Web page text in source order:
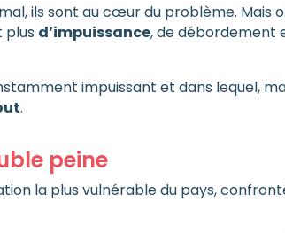
ils sont au cœur du problème. Mais
plus d’impuissance, de débordement
impuissant et dans lequel,
.
peine
la plus vulnérable du pays,